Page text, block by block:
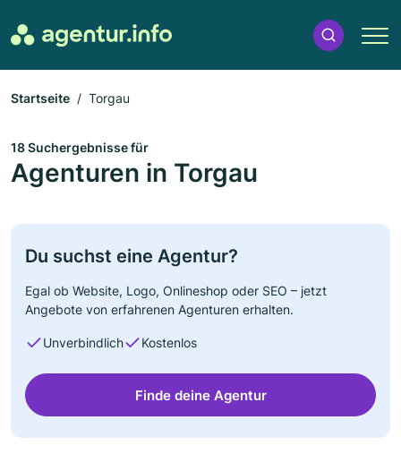
Startseite Torgau
18 Suchergebnisse für
Agenturen in Torgau
Du suchst eine Agentur?
Egal ob Website, Logo, Onlineshop oder SEO – jetzt
Angebote von erfahrenen Agenturen erhalten.
Unverbindlich Kostenlos
Finde deine Agentur